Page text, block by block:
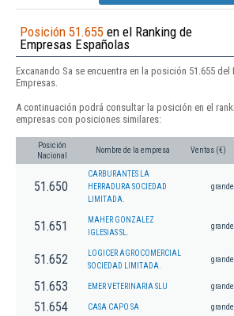
Posición 51.655 en el Ranking de
Empresas Españolas
Excanando Sa se encuentra en la posición 51.655 del
Empresas.
A continuación podrá consultar la posición en el
empresas con posiciones similares:
Posición
Nacional
Nombre de la empresa Ventas (€)
51.650
CARBURANTES LA
HERRADURA SOCIEDAD
LIMITADA.
grande
51.651
MAHER GONZALEZ
IGLESIAS SL.
grande
51.652
LOGICER AGROCOMERCIAL
SOCIEDAD LIMITADA.
grande
51.653 EMER VETERINARIA SLU grande
51.654 CASA CAPO SA grande